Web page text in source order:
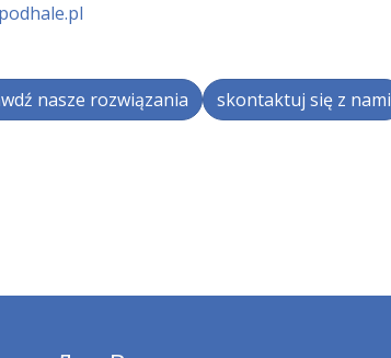
nasze rozwiązania skontaktuj się z nami